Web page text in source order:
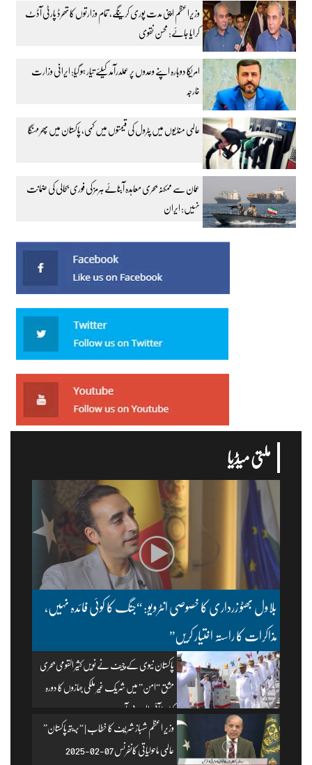
وزیراعظم اپنی مدت پوری کرینگے، تمام وزارتوں کا تھرڈ پارٹی آڈٹ
کرایا جائے: محسن نقوی
امریکا دوبارہ اپنے وعدوں پر عملدرآمد کیلئے تیار ہو گیا: ایرانی وزارت
خارجہ
عالمی منڈیوں میں پٹرول کی قیمتوں میں کمی، پاکستان میں پھر مہنگا
عمان سے ممکنہ بحری معاہدہ آبنائے ہرمز کی فوری بحالی کی ضمانت
نہیں: ایران
ملتی میڈیا
بلاول بھٹو زرداری کا خصوصی انٹرویو: “جنگ کا کوئی فائدہ نہیں،
مذاکرات کا راستہ اختیار کریں”
پاکستان نیوی کے چیف نے نویں کثیر القومی بحری
مشق “امن” میں شریک غیر ملکی جہازوں کا دورہ
کیا۔ | آئی ایس پی آر
وزیرِ اعظم شہباز شریف کا خطاب | “بریتھ پاکستان”
عالمی ماحولیاتی کانفرنس 07-02-2025